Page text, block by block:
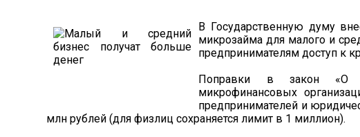
В Государственную думу
микрозайма для малого и
предпринимателям доступ к
Поправки в закон «О
микрофинансовых
предпринимателей и
млн рублей (для физлиц сохраняется лимит в 1 миллион).